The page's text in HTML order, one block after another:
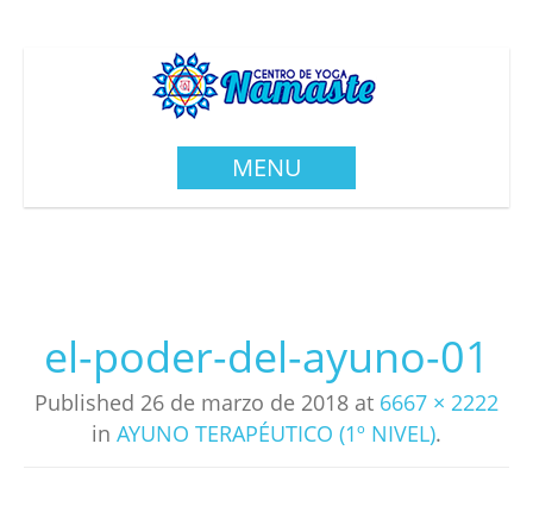
MENU
el-poder-del-ayuno-01
Published 26 de marzo de 2018 at 6667 × 2222
in AYUNO TERAPÉUTICO (1º NIVEL).